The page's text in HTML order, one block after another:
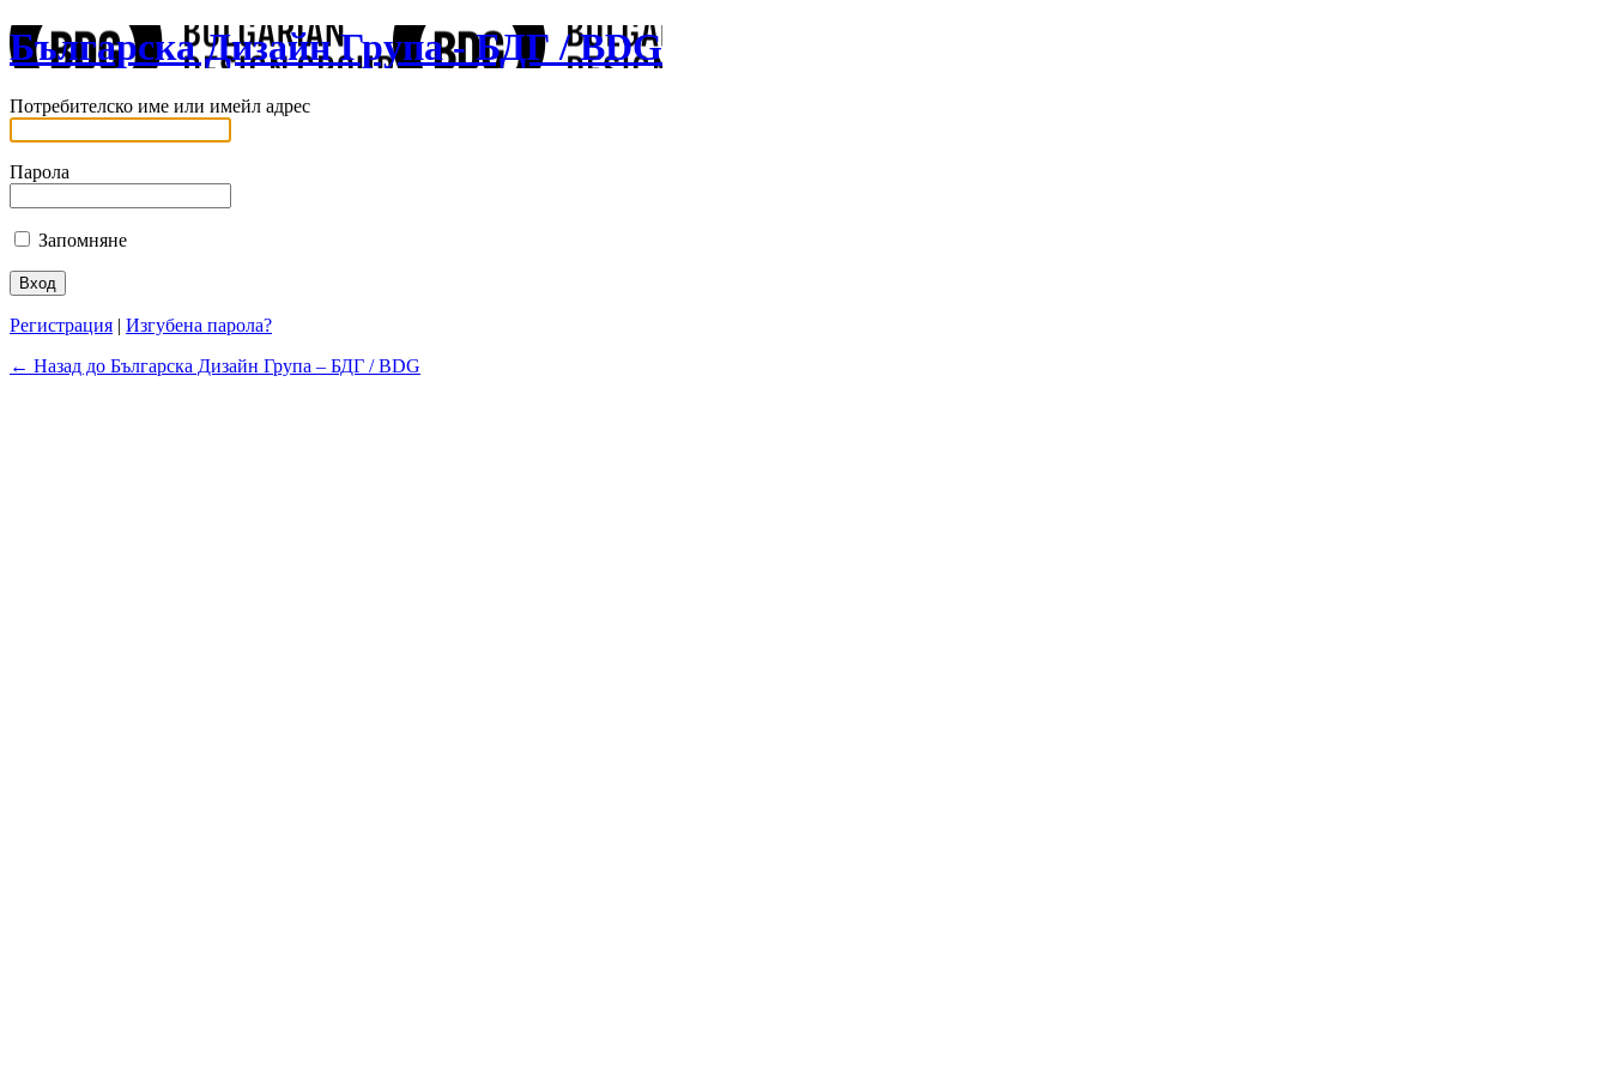
Българска Дизайн Група - БДГ / BDG
Потребителско име или имейл адрес
Парола
Запомняне
Регистрация | Изгубена парола?
← Назад до Българска Дизайн Група – БДГ / BDG